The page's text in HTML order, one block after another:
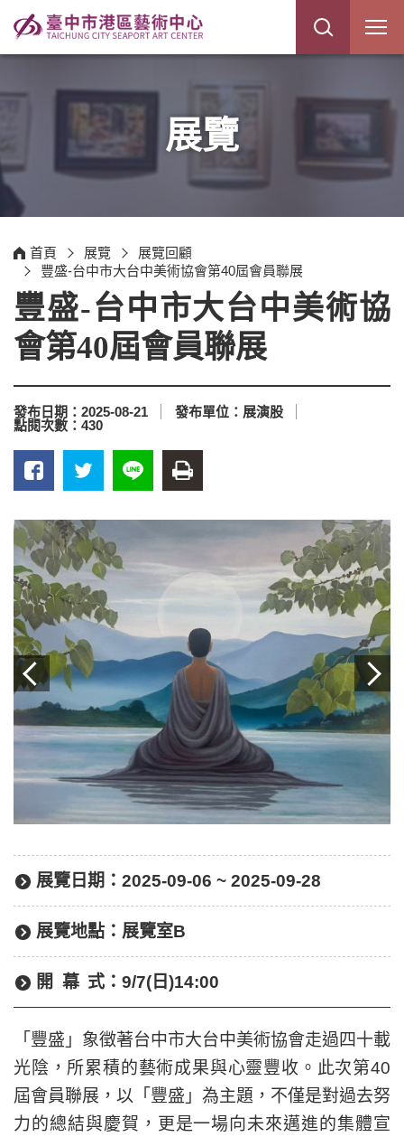
網
站
展覽
首頁 展覽
展覽回顧
豐盛-台中市大台中美術協會第40屆會員聯展
豐盛-台中市大台中美術協
會第40屆會員聯展
發布日期： 2025-08-21 發布單位： 展演股
點閱次數： 430
展覽日期： 2025-09-06 ~ 2025-09-28
展覽地點： 展覽室B
開幕 式： 9/7(日)14:00
「豐盛」象徵著台中市大台中美術協會走過四十載
光陰，所累積的藝術成果與心靈豐收。此次第40
屆會員聯展，以「豐盛」為主題，不僅是對過去努
力的總結與慶賀，更是一場向未來邁進的集體宣